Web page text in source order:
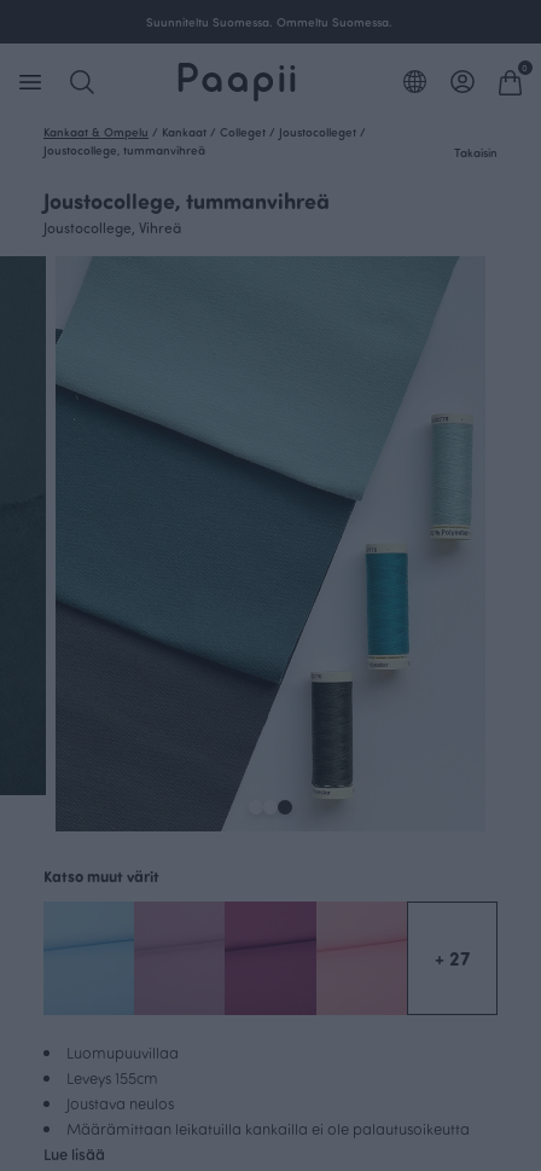
Suunniteltu Suomessa. Ommeltu Suomessa.
0
Kankaat & Ompelu / Kankaat / Colleget / Joustocolleget /
Joustocollege, tummanvihreä
Takaisin
Joustocollege, tummanvihreä
Joustocollege, Vihreä
Luomupuuvillaa
Leveys 155cm
Joustava neulos
Määrämittaan leikatuilla kankailla ei ole palautusoikeutta
Lue lisää
Katso muut värit
+ 27